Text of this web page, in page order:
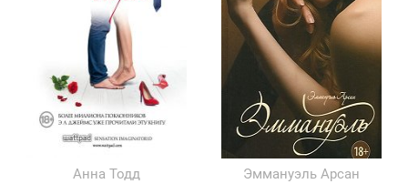
Анна Тодд
Эммануэль Арсан